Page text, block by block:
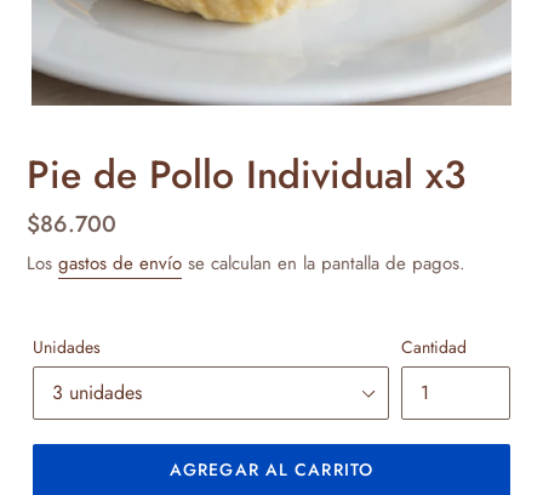
Pie de Pollo Individual x3
Precio
habitual
$86.700
Los gastos de envío se calculan en la pantalla de pagos.
Unidades Cantidad
AGREGAR AL CARRITO